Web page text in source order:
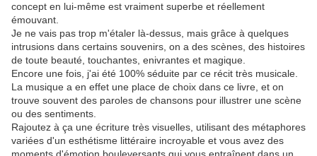
concept en lui-même est vraiment superbe et réellement
émouvant.
Je ne vais pas trop m'étaler là-dessus, mais grâce à quelques
intrusions dans certains souvenirs, on a des scènes, des histoires
de toute beauté, touchantes, enivrantes et magique.
Encore une fois, j'ai été 100% séduite par ce récit très musicale.
La musique a en effet une place de choix dans ce livre, et on
trouve souvent des paroles de chansons pour illustrer une scène
ou des sentiments.
Rajoutez à ça une écriture très visuelles, utilisant des métaphores
variées d'un esthétisme littéraire incroyable et vous avez des